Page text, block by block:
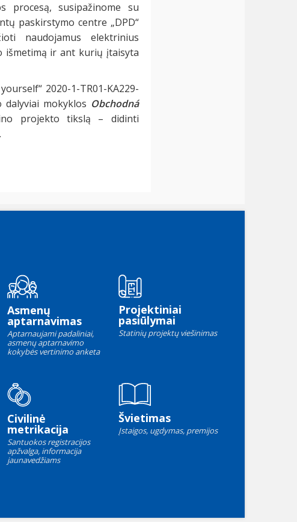
procesą, susipažinome su
paskirstymo centre „DPD“
naudojamus elektrinius
išmetimą ir ant kurių įtaisyta
2020-1-TR01-KA229-
mokyklos Obchodná
projekto tikslą – didinti
Asmenų
aptarnavimas
Aptarnaujami padaliniai,
asmenų aptarnavimo
kokybės vertinimo anketa
Projektiniai
pasiūlymai
Statinių projektų viešinimas
Civilinė
metrikacija
Santuokos registracijos
apžvalga, informacija
jaunavedžiams
Švietimas
Įstaigos, ugdymas, premijos